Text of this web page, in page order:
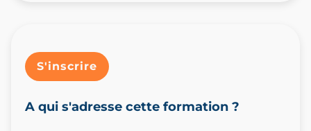
S'inscrire
A qui s'adresse cette formation ?